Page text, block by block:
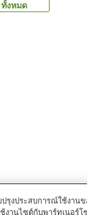
ทั้งหมด
รุงประสบการณ์ใช้งาน
งานไซต์กับพาร์ทเนอร์